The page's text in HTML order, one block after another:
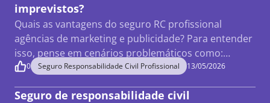
imprevistos?
Quais as vantagens do seguro RC profissional
agências de marketing e publicidade? Para entender
isso, pense em cenários problemáticos como:…
0 Seguro Responsabilidade Civil Profissional 13/05/2026
Seguro de responsabilidade civil